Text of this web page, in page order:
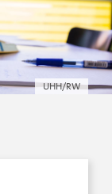
UHH/RW